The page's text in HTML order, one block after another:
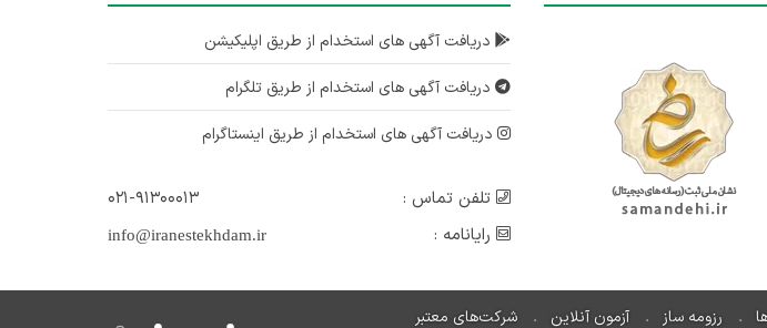
دریافت آگهی های استخدام از طریق اپلیکیشن
دریافت آگهی های استخدام از طریق تلگرام
دریافت آگهی های استخدام از طریق اینستاگرام
تلفن تماس :
۰۲۱-۹۱۳۰۰۰۱۳
رایانامه :
info@iranestekhdam.ir
رزومه ساز آزمون آنلاین شرکت‌های معتبر